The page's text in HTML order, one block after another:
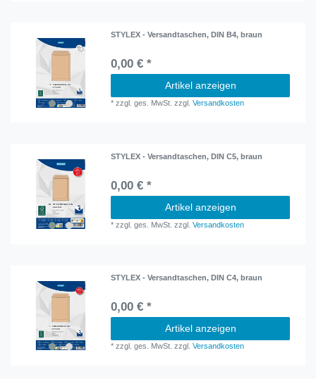
STYLEX - Versandtaschen, DIN B4, braun
0,00 € *
Artikel anzeigen
*zzgl. ges. MwSt. zzgl.Versandkosten
STYLEX - Versandtaschen, DIN C5, braun
0,00 € *
Artikel anzeigen
*zzgl. ges. MwSt. zzgl.Versandkosten
STYLEX - Versandtaschen, DIN C4, braun
0,00 € *
Artikel anzeigen
*zzgl. ges. MwSt. zzgl.Versandkosten